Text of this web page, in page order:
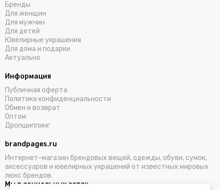
Бренды
Для женщин
Для мужчин
Для детей
Ювелирные украшения
Для дома и подарки
Актуально
Информация
Публичная оферта
Политика конфиденциальности
Обмен и возврат
Оптом
Дропшиппинг
brandpages.ru
Интернет-магазин брендовых вещей, одежды, обуви, сумок,
аксессуаров и ювелирных украшений от известных мировых
люкс брендов.
Мы в социальных сетях